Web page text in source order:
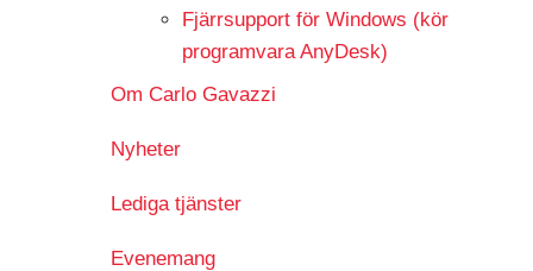
Fjärrsupport för Windows (kör
programvara AnyDesk)
Om Carlo Gavazzi
Nyheter
Lediga tjänster
Evenemang